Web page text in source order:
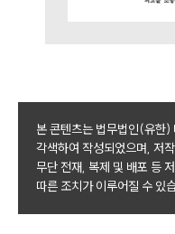
본 콘텐츠는 법무법인(유한)
각색하여 작성되었으며, 저
무단 전재, 복제 및 배포 등
따른 조치가 이루어질 수 있